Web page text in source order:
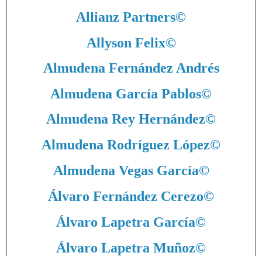
Allianz Partners©
Allyson Felix©
Almudena Fernández Andrés
Almudena García Pablos©
Almudena Rey Hernández©
Almudena Rodríguez López©
Almudena Vegas García©
Álvaro Fernández Cerezo©
Álvaro Lapetra García©
Álvaro Lapetra Muñoz©